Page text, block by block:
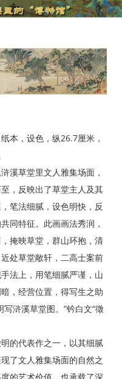
本，设色，纵26.7厘米，
溪草堂里文人雅集场面，
，反映出了草堂主人及其
笔法细腻，设色明快，反
同特征。此画画法秀润，
掩映草堂，群山环抱，清
处草堂敞轩，二高士案前
法上，用笔细腻严谨，山
，经营位置，得写生之助
浒溪草堂图。”钤白文“徵
的代表作之一，以其细腻
了文人雅集场面的自然之